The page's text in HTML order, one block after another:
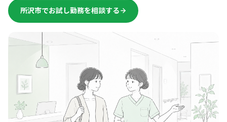
所沢市でお試し勤務を相談する